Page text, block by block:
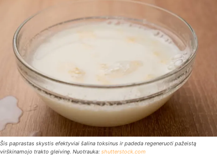
Šis paprastas skystis efektyviai šalina toksinus ir padeda regeneruoti pažeistą
virškinamojo trakto gleivinę. Nuotrauka: shutterstock.com